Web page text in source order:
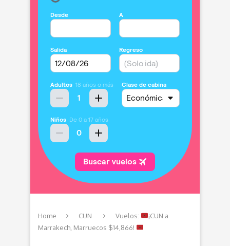
Home CUN Vuelos:
¡CUN a
Marrakech, Marruecos $14,866!